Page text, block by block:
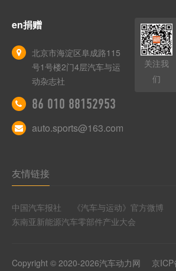
en捐赠
北京市海淀区阜成路115
号1号楼2门4层汽车与运
动杂志社
86 010 88152953
auto.sports@163.com
关注我
们
友情链接
中国汽车报社 《汽车与运动》官方微博
东南亚新能源汽车零部件产业大会
Copyright © 2020-2026汽车动力网 京